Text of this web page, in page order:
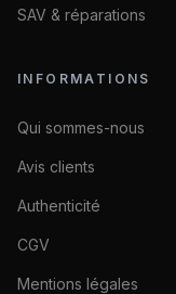
SAV & réparations
INFORMATIONS
Qui sommes-nous
Avis clients
Authenticité
CGV
Mentions légales